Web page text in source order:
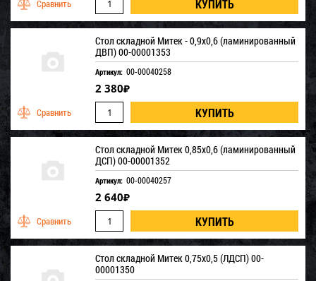
Стол складной Митек - 0,9х0,6 (ламинированный
ДВП) 00-00001353
Артикул: 00-00040258
2 380₽
Стол складной Митек 0,85х0,6 (ламинированный
ДСП) 00-00001352
Артикул: 00-00040257
2 640₽
Стол складной Митек 0,75х0,5 (ЛДСП) 00-
00001350